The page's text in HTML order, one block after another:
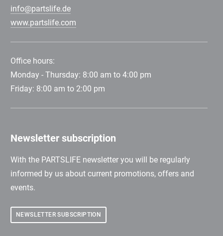
info@partslife.de
www.partslife.com
Office hours:
Monday - Thursday: 8:00 am to 4:00 pm
Friday: 8:00 am to 2:00 pm
Newsletter subscription
With the PARTSLIFE newsletter you will be regularly
informed by us about current promotions, offers and
events.
NEWSLETTER SUBSCRIPTION